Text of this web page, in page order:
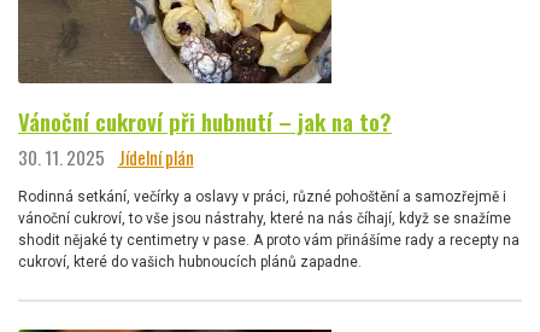
Vánoční cukroví při hubnutí – jak na to?
30. 11. 2025 Jídelní plán
Rodinná setkání, večírky a oslavy v práci, různé pohoštění a samozřejmě i
vánoční cukroví, to vše jsou nástrahy, které na nás číhají, když se snažíme
shodit nějaké ty centimetry v pase. A proto vám přinášíme rady a recepty na
cukroví, které do vašich hubnoucích plánů zapadne.